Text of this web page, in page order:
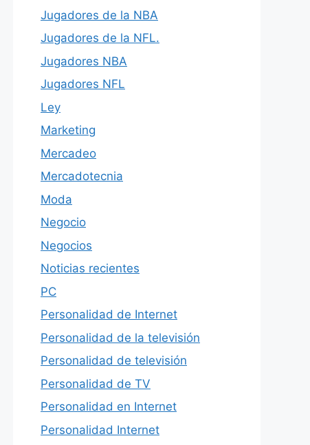
Jugadores de la NBA
Jugadores de la NFL.
Jugadores NBA
Jugadores NFL
Ley
Marketing
Mercadeo
Mercadotecnia
Moda
Negocio
Negocios
Noticias recientes
PC
Personalidad de Internet
Personalidad de la televisión
Personalidad de televisión
Personalidad de TV
Personalidad en Internet
Personalidad Internet